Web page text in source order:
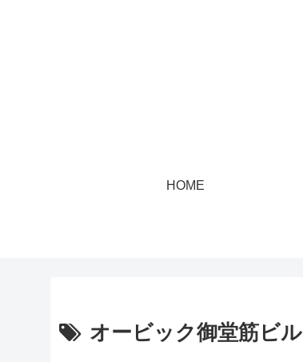
HOME
オービック御堂筋ビル